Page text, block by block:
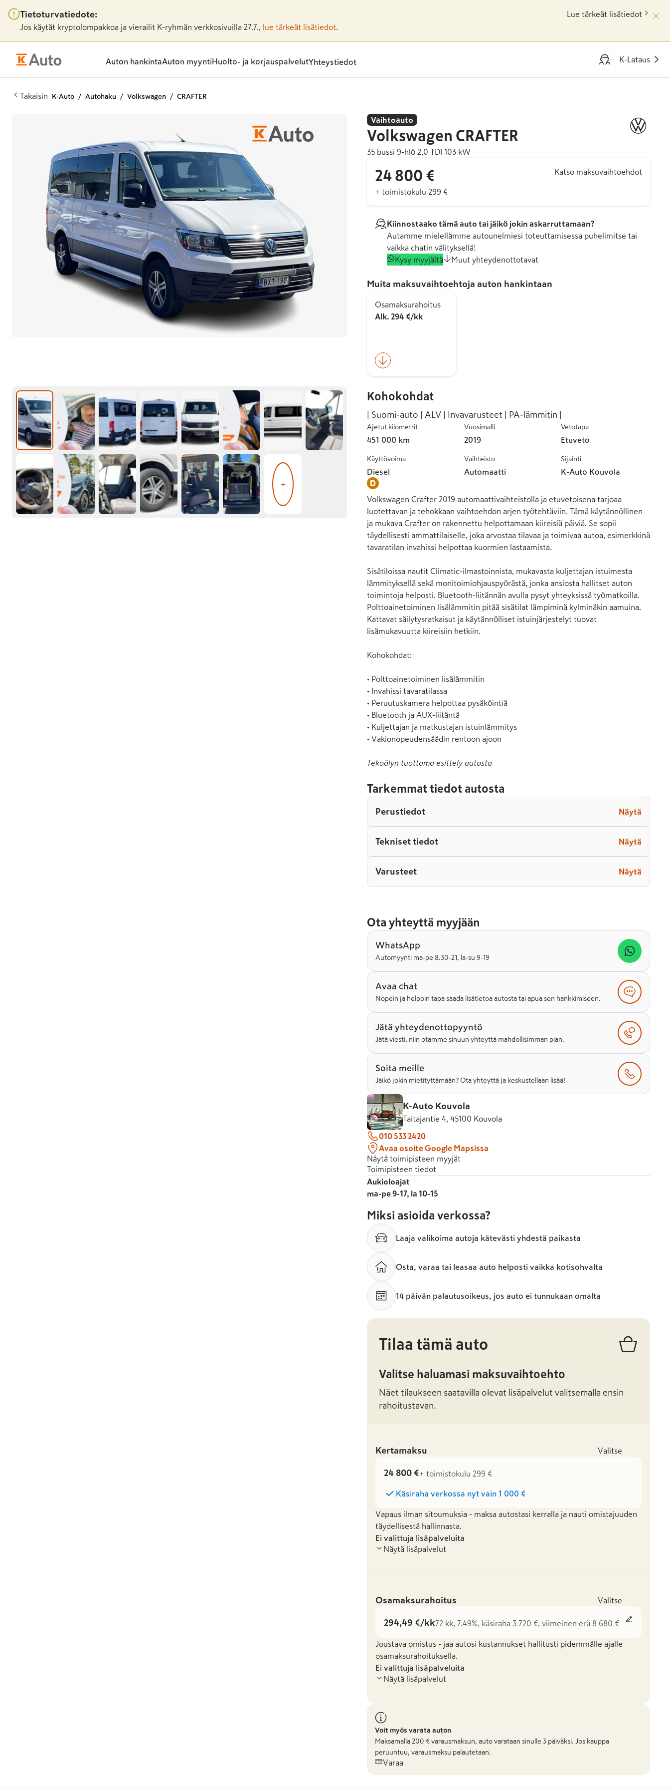
Tietoturvatiedote:
Jos käytät kryptolompakkoa ja vierailit K-ryhmän verkkosivuilla 27.7., lue tärkeät lisätiedot
Lue tärkeät lisätiedot
Auton hankintaAuton myynti Huolto- ja korjauspalvelutYhteystiedot K-Lataus
Takaisin K-Auto Autohaku Volkswagen CRAFTER
+
Vaihtoauto
Volkswagen CRAFTER
35 bussi 9-hlö 2,0 TDI 103 kW
24 800 €
+ toimistokulu 299 €
Katso maksuvaihtoehdot
Kiinnostaako tämä auto tai jäikö jokin askarruttamaan?
Autamme mielellämme autounelmiesi toteuttamisessa puhelimitse tai
vaikka chatin välityksellä!
Kysy myyjältä
Muut yhteydenottotavat
Muita maksuvaihtoehtoja auton hankintaan
Osamaksurahoitus
Alk. 294 €/kk
Kohokohdat
| Suomi-auto | ALV | Invavarusteet | PA-lämmitin |
Ajetut kilometrit
451 000 km
Vuosimalli
2019
Vetotapa
Etuveto
Käyttövoima
Diesel
Vaihteisto
Automaatti
Sijainti
K-Auto Kouvola
Volkswagen Crafter 2019 automaattivaihteistolla ja etuvetoisena tarjoaa
luotettavan ja tehokkaan vaihtoehdon arjen työtehtäviin. Tämä käytännöllinen
ja mukava Crafter on rakennettu helpottamaan kiireisiä päiviä. Se sopii
täydellisesti ammattilaiselle, joka arvostaa tilavaa ja toimivaa autoa, esimerkkinä
tavaratilan invahissi helpottaa kuormien lastaamista.
Sisätiloissa nautit Climatic-ilmastoinnista, mukavasta kuljettajan istuimesta
lämmityksellä sekä monitoimiohjauspyörästä, jonka ansiosta hallitset auton
toimintoja helposti. Bluetooth-liitännän avulla pysyt yhteyksissä työmatkoilla.
Polttoainetoiminen lisälämmitin pitää sisätilat lämpiminä kylminäkin aamuina.
Kattavat säilytysratkaisut ja käytännölliset istuinjärjestelyt tuovat
lisämukavuutta kiireisiin hetkiin.
Kohokohdat:
• Polttoainetoiminen lisälämmitin
• Invahissi tavaratilassa
• Peruutuskamera helpottaa pysäköintiä
• Bluetooth ja AUX-liitäntä
• Kuljettajan ja matkustajan istuinlämmitys
• Vakionopeudensäädin rentoon ajoon
Tekoälyn tuottama esittely autosta
Tarkemmat tiedot autosta
Perustiedot Näytä
Tekniset tiedot Näytä
Varusteet Näytä
Ota yhteyttä myyjään
WhatsApp
Automyynti ma-pe 8.30-21, la-su 9-19
Avaa chat
Nopein ja helpoin tapa saada lisätietoa autosta tai apua sen hankkimiseen.
Jätä yhteydenottopyyntö
Jätä viesti, niin otamme sinuun yhteyttä mahdollisimman pian.
Soita meille
Jäikö jokin mietityttämään? Ota yhteyttä ja keskustellaan lisää!
K-Auto Kouvola
Taitajantie 4, 45100 Kouvola
010 533 2420
Avaa osoite Google Mapsissa
Näytä toimipisteen myyjät
Toimipisteen tiedot
Aukioloajat
ma-pe 9-17, la 10-15
Miksi asioida verkossa?
Laaja valikoima autoja kätevästi yhdestä paikasta
Osta, varaa tai leasaa auto helposti vaikka kotisohvalta
14 päivän palautusoikeus, jos auto ei tunnukaan omalta
Tilaa tämä auto
Valitse haluamasi maksuvaihtoehto
Näet tilaukseen saatavilla olevat lisäpalvelut valitsemalla ensin
rahoitustavan.
Kertamaksu Valitse
24 800 €+ toimistokulu 299 €
Käsiraha verkossa nyt vain 1 000 €
Vapaus ilman sitoumuksia - maksa autostasi kerralla ja nauti omistajuuden
täydellisestä hallinnasta.
Ei valittuja lisäpalveluita
Näytä lisäpalvelut
Osamaksurahoitus Valitse
294,49 €/kk72 kk, 7.49%, käsiraha 3 720 €, viimeinen erä 8 680 €
Joustava omistus - jaa autosi kustannukset hallitusti pidemmälle ajalle
osamaksurahoituksella.
Ei valittuja lisäpalveluita
Näytä lisäpalvelut
Voit myös varata auton
Maksamalla 200 € varausmaksun, auto varataan sinulle 3 päiväksi. Jos kauppa
peruuntuu, varausmaksu palautetaan.
Varaa